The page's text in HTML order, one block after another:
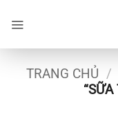
qua
nội
dungTRANG CHỦ /